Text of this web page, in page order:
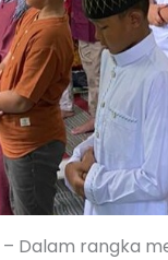
– Dalam rangka